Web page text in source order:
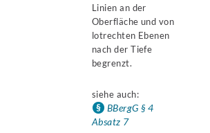
Linien an der
Oberfläche und von
lotrechten Ebenen
nach der Tiefe
begrenzt.
siehe auch:
BBergG § 4
Absatz 7